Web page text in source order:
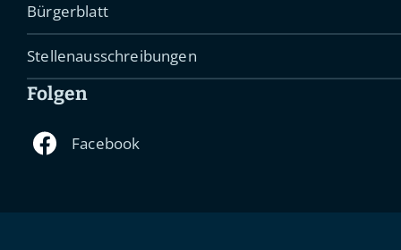
Bürgerblatt
Stellenausschreibungen
Folgen